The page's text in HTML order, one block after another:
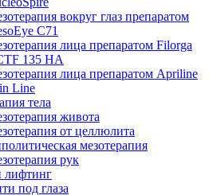
вокруг глаз препаратом
С71
лица препаратом Filorga
135 HA
лица препаратом Apriline
Line
тела
живота
от целлюлита
мезотерапия
рук
лифтинг
под глаза